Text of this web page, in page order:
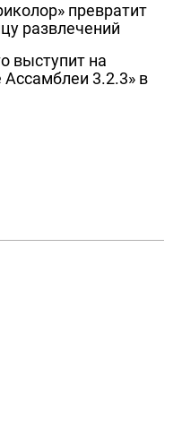
превратит
развлечений
выступит на
Ассамблеи 3.2.3» в